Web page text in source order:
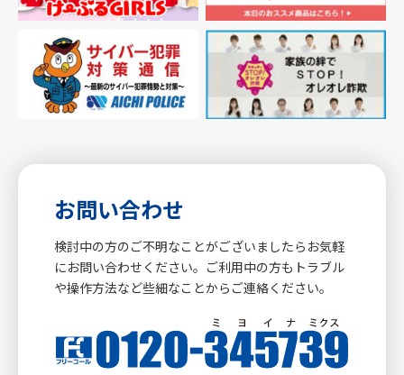
お問い合わせ
検討中の方のご不明なことがございましたらお気軽
にお問い合わせください。ご利用中の方もトラブル
や操作方法など些細なことからご連絡ください。